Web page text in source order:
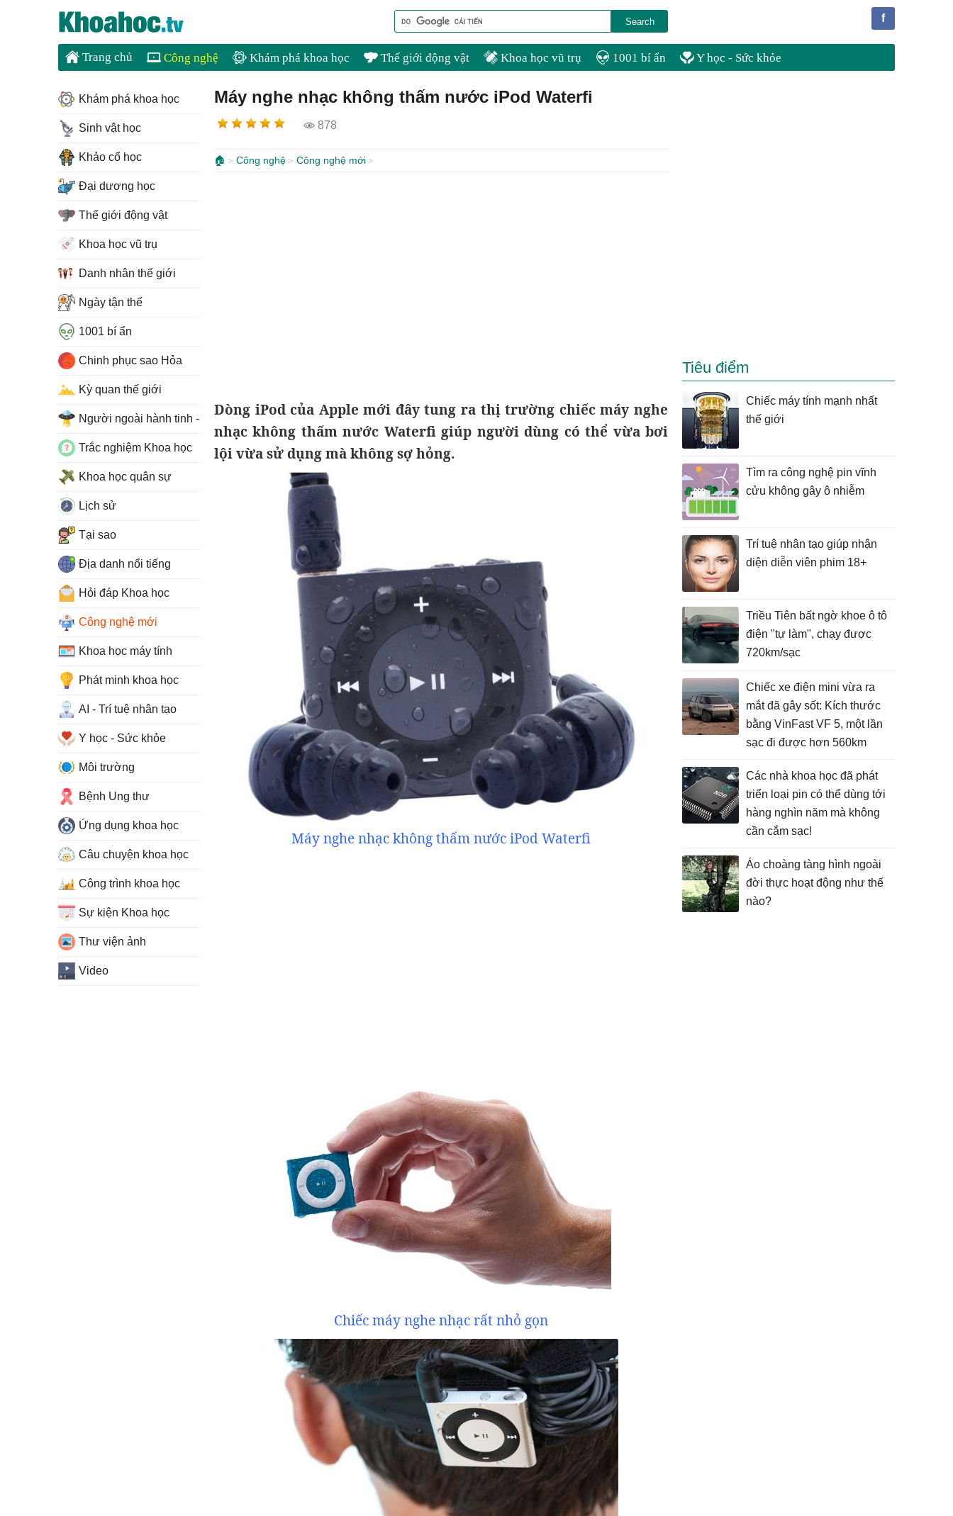
f
Trang chủ Công nghệ Khám phá khoa học Thế giới động vật Khoa học vũ trụ 1001 bí ẩn Y học - Sức khỏe
Máy nghe nhạc không thấm nước iPod Waterfi
878
🏠 Công nghệ Công nghệ mới
Dòng iPod của Apple mới đây tung ra thị trường chiếc máy nghe
nhạc không thấm nước Waterfi giúp người dùng có thể vừa bơi
lội vừa sử dụng mà không sợ hỏng.
Máy nghe nhạc không thấm nước iPod Waterfi
Chiếc máy nghe nhạc rất nhỏ gọn
Tiêu điểm
Chiếc máy tính mạnh nhất
thế giới
Tìm ra công nghệ pin vĩnh
cửu không gây ô nhiễm
Trí tuệ nhân tạo giúp nhận
diện diễn viên phim 18+
Triều Tiên bất ngờ khoe ô tô
điện "tự làm", chạy được
720km/sạc
Chiếc xe điện mini vừa ra
mắt đã gây sốt: Kích thước
bằng VinFast VF 5, một lần
sạc đi được hơn 560km
Các nhà khoa học đã phát
triển loại pin có thể dùng tới
hàng nghìn năm mà không
cần cắm sạc!
Áo choàng tàng hình ngoài
đời thực hoạt động như thế
nào?
Khám phá khoa học
Sinh vật học
Khảo cổ học
Đại dương học
Thế giới động vật
Khoa học vũ trụ
Danh nhân thế giới
Ngày tận thế
1001 bí ẩn
Chinh phục sao Hỏa
Kỳ quan thế giới
Người ngoài hành tinh - UFO
Trắc nghiệm Khoa học
Khoa học quân sự
Lịch sử
Tại sao
Địa danh nổi tiếng
Hỏi đáp Khoa học
Công nghệ mới
Khoa học máy tính
Phát minh khoa học
AI - Trí tuệ nhân tạo
Y học - Sức khỏe
Môi trường
Bệnh Ung thư
Ứng dụng khoa học
Câu chuyện khoa học
Công trình khoa học
Sự kiện Khoa học
Thư viện ảnh
Video